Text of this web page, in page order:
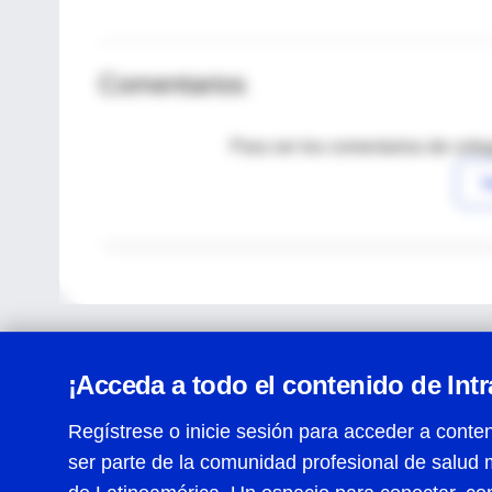
Comentarios
Para ver los comentarios de
¡Acceda a todo el contenido de
Regístrese o inicie sesión para acceder a
ser parte de la comunidad profesional de salud
Centro de Ayuda